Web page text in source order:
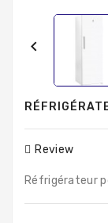

Review
Réfrigérateur